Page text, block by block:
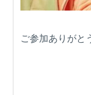
ご参加ありがと